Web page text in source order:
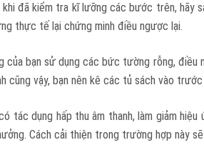
khi đã kiểm tra kĩ lưỡng các bước trên, hãy
thực tế lại chứng minh điều ngược lại.
của bạn sử dụng các bức tường rỗng,
cũng vậy, bạn nên kê các tủ sách vào
tác dụng hấp thu âm thanh, làm giảm
Cách cải thiện trong trường hợp này